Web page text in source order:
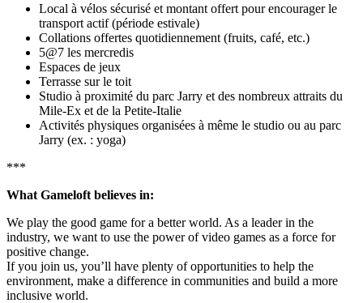
Local à vélos sécurisé et montant offert pour encourager le
transport actif (période estivale)
Collations offertes quotidiennement (fruits, café, etc.)
5@7 les mercredis
Espaces de jeux
Terrasse sur le toit
Studio à proximité du parc Jarry et des nombreux attraits du
Mile-Ex et de la Petite-Italie
Activités physiques organisées à même le studio ou au parc
Jarry (ex. : yoga)
***
What Gameloft believes in:
We play the good game for a better world. As a leader in the
industry, we want to use the power of video games as a force for
positive change.
If you join us, you’ll have plenty of opportunities to help the
environment, make a difference in communities and build a more
inclusive world.